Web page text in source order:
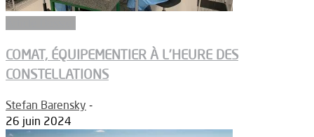
COMAT, ÉQUIPEMENTIER À L’HEURE DES
CONSTELLATIONS
Stefan Barensky -
26 juin 2024